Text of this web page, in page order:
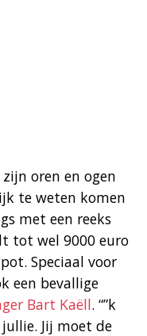
oren en ogen
te weten komen
met een reeks
tot wel 9000 euro
Speciaal voor
een bevallige
Bart Kaëll. “”k
jullie. Jij moet de